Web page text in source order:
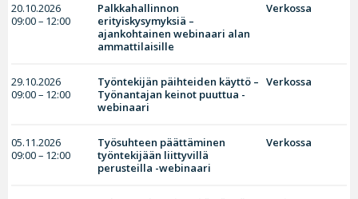
20.10.2026
09:00 – 12:00
Palkkahallinnon
erityiskysymyksiä –
ajankohtainen webinaari alan
ammattilaisille
Verkossa
29.10.2026
09:00 – 12:00
Työntekijän päihteiden käyttö –
Työnantajan keinot puuttua -
webinaari
Verkossa
05.11.2026
09:00 – 12:00
Työsuhteen päättäminen
työntekijään liittyvillä
perusteilla -webinaari
Verkossa